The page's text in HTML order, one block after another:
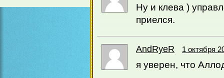
Ну и клева )
приелся.
AndRyeR 1 октября
я уверен, что